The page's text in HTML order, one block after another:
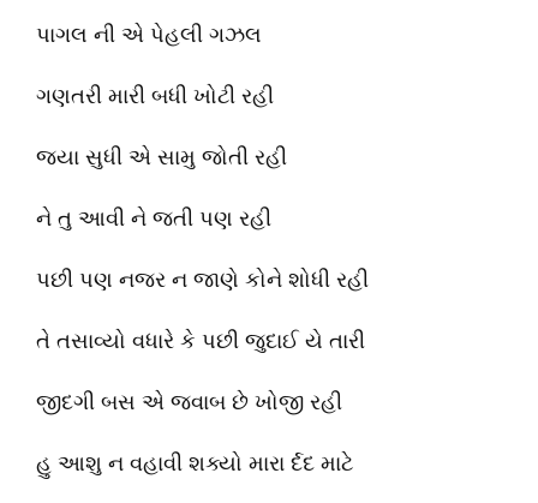
પાગલ ની એ પેહલી ગઝલ
ગણતરી મારી બધી ખોટી રહી
જ્યા સુધી એ સામુ જોતી રહી
ને તુ આવી ને જતી પણ રહી
પછી પણ નજર ન જાણે કોને શોધી રહી
તે તસાવ્યો વધારે કે પછી જુદાઈ યે તારી
જીદગી બસ એ જવાબ છે ખોજી રહી
હુ આશુ ન વહાવી શક્યો મારા ર્દદ માટે